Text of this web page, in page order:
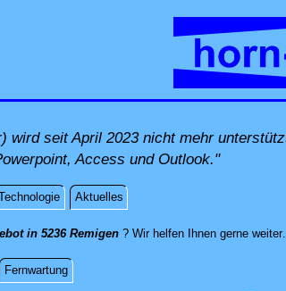
wird seit April 2023 nicht mehr
Access und Outlook."
Aktuelles
in 5236 Remigen? Wir helfen Ihnen gerne weiter.
Fernwartung